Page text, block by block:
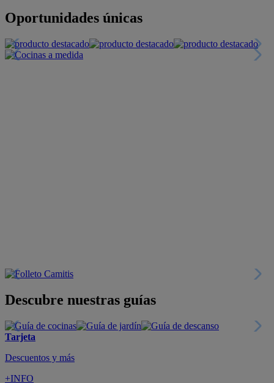
Oportunidades únicas
Descubre nuestras guías
Tarjeta
Descuentos y más
+INFO